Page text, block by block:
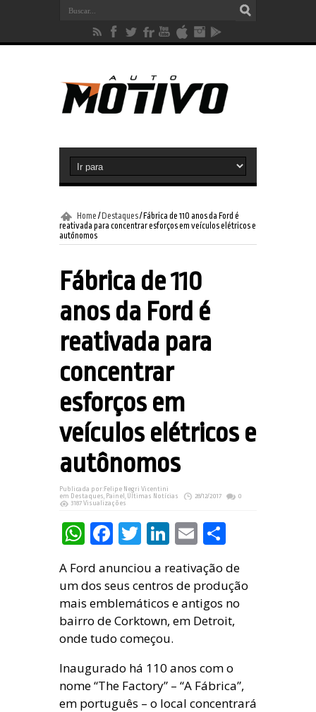
Home / Destaques/ Fábrica de 110 anos da Ford é
reativada para concentrar esforços em veículos elétricos e
autônomos
Fábrica de 110
anos da Ford é
reativada para
concentrar
esforços em
veículos elétricos e
autônomos
Publicada por: Felipe Negri Vicentini
em Destaques, Painel , Últimas Notícias 28/12/2017
0
3187 Visualizações
WhatsApp
Facebook
Twitter
LinkedIn
Email
A Ford anunciou a reativação de
um dos seus centros de produção
mais emblemáticos e antigos no
bairro de Corktown, em Detroit,
onde tudo começou.
Inaugurado há 110 anos com o
nome “The Factory” – “A Fábrica”,
em português – o local concentrará